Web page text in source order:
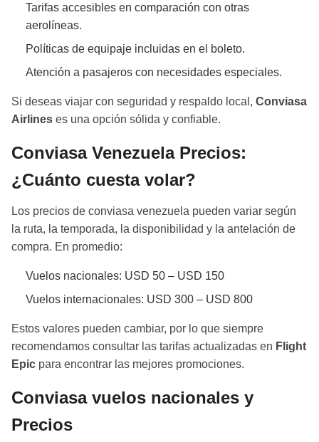
Tarifas accesibles en comparación con otras
aerolíneas.
Políticas de equipaje incluidas en el boleto.
Atención a pasajeros con necesidades especiales.
Si deseas viajar con seguridad y respaldo local, Conviasa
Airlines es una opción sólida y confiable.
Conviasa Venezuela Precios:
¿Cuánto cuesta volar?
Los precios de conviasa venezuela pueden variar según
la ruta, la temporada, la disponibilidad y la antelación de
compra. En promedio:
Vuelos nacionales: USD 50 – USD 150
Vuelos internacionales: USD 300 – USD 800
Estos valores pueden cambiar, por lo que siempre
recomendamos consultar las tarifas actualizadas en Flight
Epic para encontrar las mejores promociones.
Conviasa vuelos nacionales y
Precios